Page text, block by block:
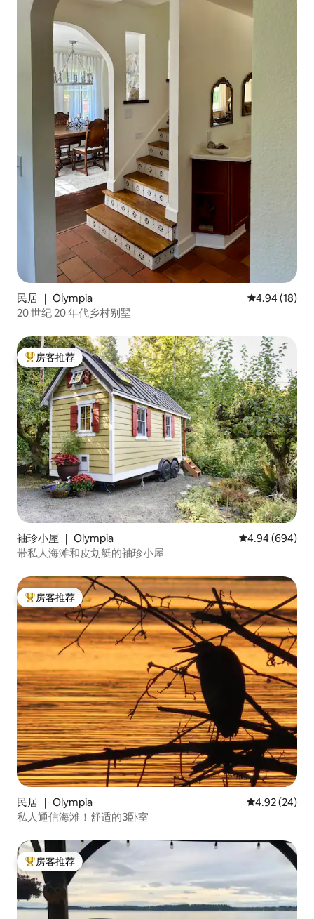
民居 ｜ Olympia 平均评分
4.94 (18)
20 世纪 20 年代乡村别墅
热门「房客推荐」
房客推荐
袖珍小屋 ｜ Olympia 平均评分 4.94
4.94 (694)
带私人海滩和皮划艇的袖珍小屋
热门「房客推荐」
房客推荐
民居 ｜ Olympia 平均评分
4.92 (24)
私人通信海滩！舒适的3卧室
热门「房客推荐」
房客推荐